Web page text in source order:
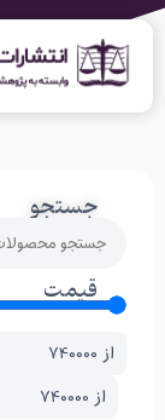
جستجو
قیمت
از
از